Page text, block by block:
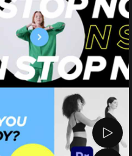
تماشای ویدئو